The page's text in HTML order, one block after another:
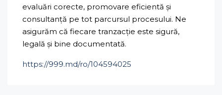
evaluări corecte, promovare eficientă și
consultanță pe tot parcursul procesului. Ne
asigurăm că fiecare tranzacție este sigură,
legală și bine documentată.
https://999.md/ro/104594025